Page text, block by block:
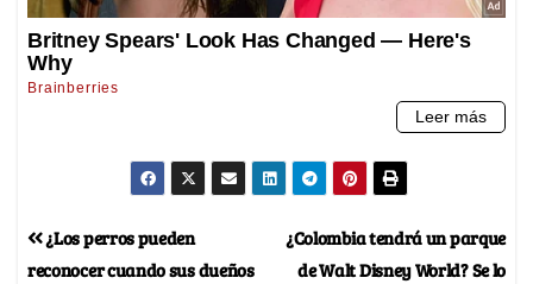
¿Colombia tendrá un parque
de Walt Disney World? Se lo
¿Los perros pueden
reconocer cuando sus dueños